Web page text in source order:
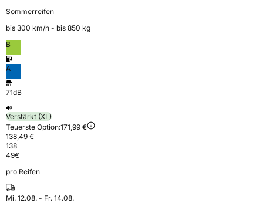
Sommerreifen
bis 300 km⁠/⁠h - bis 850 kg
B
A
71dB
Verstärkt (XL)
Teuerste Option:171,99 €
138,49 €
138
49€
pro Reifen
Mi. 12.08. - Fr. 14.08.